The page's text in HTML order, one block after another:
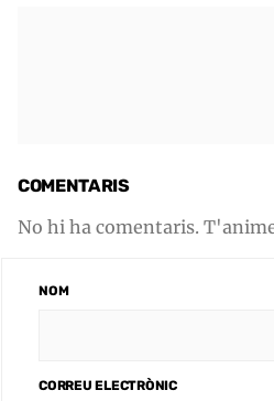
COMENTARIS
No hi ha comentaris.
NOM
CORREU ELECTRÒNIC